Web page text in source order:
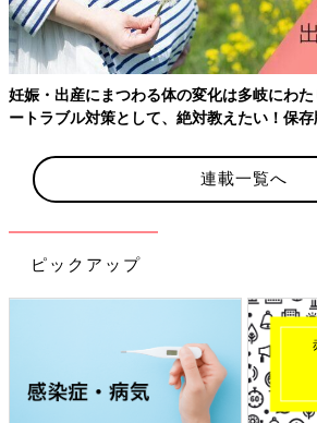
妊娠・出産にまつわる体の変化は多岐にわ
ートラブル対策として、絶対教えたい！保
連載一覧へ
ピックアップ